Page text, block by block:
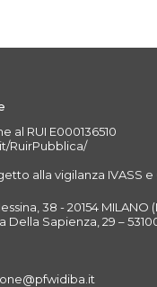
al RUI E000136510
RuirPubblica/
alla vigilanza IVASS e
38 - 20154 MILANO
Sapienza, 29 –